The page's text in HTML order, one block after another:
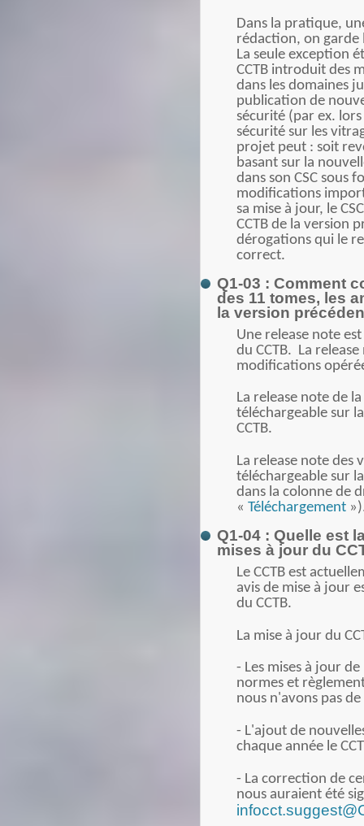
Dans la pratique,
rédaction, on
La seule exception
CCTB introduit des
dans les domaines
publication de
sécurité (par ex.
sécurité sur les
projet peut : soit
basant sur la
dans son CSC sous
modifications
sa mise à jour, le
CCTB de la version
dérogations qui le
correct.
Q1-03 : Comment
des 11 tomes, les
la version
Une release note
du CCTB. La
modifications
La release note de
téléchargeable sur
CCTB.
La release note des
téléchargeable sur
dans la colonne de
« Téléchargement
Q1-04 : Quelle est
mises à jour du
Le CCTB est
avis de mise à jour
du CCTB.
La mise à jour du
- Les mises à jour
normes et
nous n'avons pas
- L'ajout de
chaque année le
- La correction de
nous auraient été